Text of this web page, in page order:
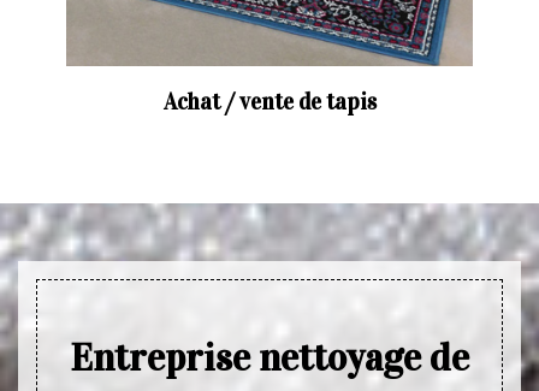
Achat / vente de tapis
Entreprise nettoyage de